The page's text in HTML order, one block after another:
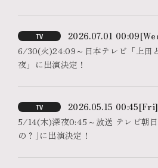
TV 2026.07.01 00:09
6/30(火)24:09～日本テレビ「上田
夜」に出演決定！
TV 2026.05.15 00:45[Fri]
5/14(木)深夜0:45～放送 テレビ朝
の？｣に出演決定！